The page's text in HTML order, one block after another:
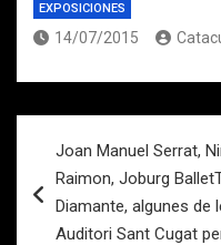
EXPOSICIONES
14/07/2015
entradas
Joan Manuel Serrat,
Raimon, Joburg
Diamante, algunes de
Auditori Sant Cugat